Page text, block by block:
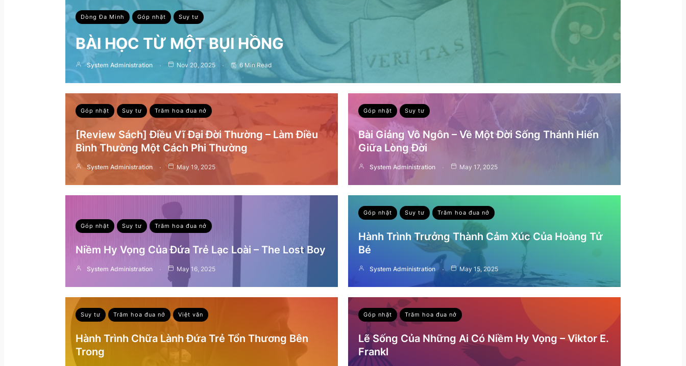
Dòng Đa Minh Góp nhặt Suy tư
BÀI HỌC TỪ MỘT BỤI HỒNG
System Administration Nov 20, 2025 6 Min Read
Góp nhặt Suy tư Trăm hoa đua nở
[Review Sách] Điều Vĩ Đại Đời Thường – Làm Điều
Bình Thường Một Cách Phi Thường
System Administration May 19, 2025
Góp nhặt Suy tư
Bài Giảng Vô Ngôn – Về Một Đời Sống Thánh Hiến
Giữa Lòng Đời
System Administration May 17, 2025
Góp nhặt Suy tư Trăm hoa đua nở
Niềm Hy Vọng Của Đứa Trẻ Lạc Loài – The Lost Boy
System Administration May 16, 2025
Góp nhặt Suy tư Trăm hoa đua nở
Hành Trình Trưởng Thành Cảm Xúc Của Hoàng Tử
Bé
System Administration May 15, 2025
Suy tư Trăm hoa đua nở Việt văn
Hành Trình Chữa Lành Đứa Trẻ Tổn Thương Bên
Trong
Góp nhặt Trăm hoa đua nở
Lẽ Sống Của Những Ai Có Niềm Hy Vọng – Viktor E.
Frankl